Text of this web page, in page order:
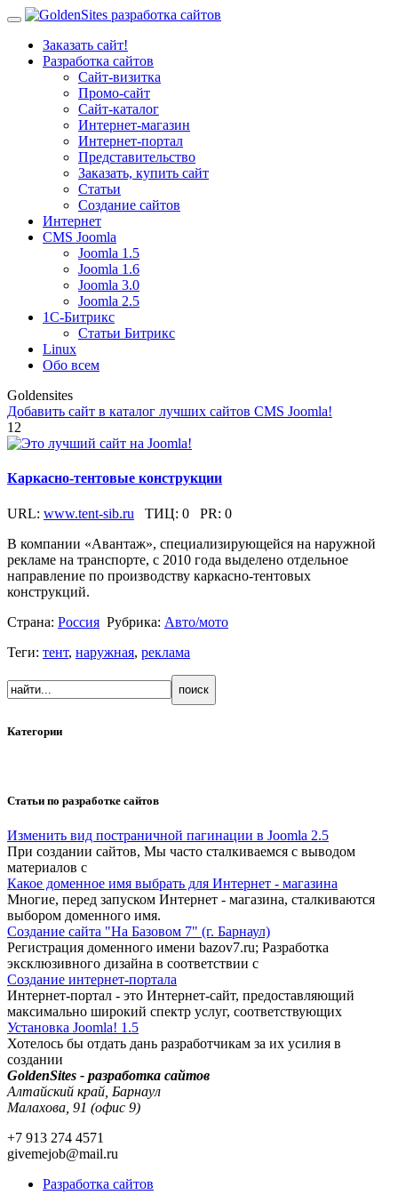
Заказать сайт!
Разработка сайтов
Сайт-визитка
Промо-сайт
Сайт-каталог
Интернет-магазин
Интернет-портал
Представительство
Заказать, купить сайт
Статьи
Создание сайтов
Интернет
CMS Joomla
Joomla 1.5
Joomla 1.6
Joomla 3.0
Joomla 2.5
1С-Битрикс
Статьи Битрикс
Linux
Обо всем
Goldensites
Добавить сайт в каталог лучших сайтов CMS Joomla!
12
Каркасно-тентовые конструкции
URL: www.tent-sib.ru ТИЦ: 0 PR: 0
В компании «Авантаж», специализирующейся на наружной
рекламе на транспорте, с 2010 года выделено отдельное
направление по производству каркасно-тентовых
конструкций.
Страна: Россия Рубрика: Авто/мото
Теги: тент, наружная, реклама
Категории
Статьи по разработке сайтов
Изменить вид постраничной пагинации в Joomla 2.5
При создании сайтов, Мы часто сталкиваемся с выводом
материалов с
Какое доменное имя выбрать для Интернет - магазина
Многие, перед запуском Интернет - магазина, сталкиваются
выбором доменного имя.
Создание сайта "На Базовом 7" (г. Барнаул)
Регистрация доменного имени bazov7.ru; Разработка
эксклюзивного дизайна в соответствии с
Создание интернет-портала
Интернет-портал - это Интернет-сайт, предоставляющий
максимально широкий спектр услуг, соответствующих
Установка Joomla! 1.5
Хотелось бы отдать дань разработчикам за их усилия в
создании
GoldenSites - разработка сайтов
Алтайский край, Барнаул
Малахова, 91 (офис 9)
+7 913 274 4571
givemejob@mail.ru
Разработка сайтов